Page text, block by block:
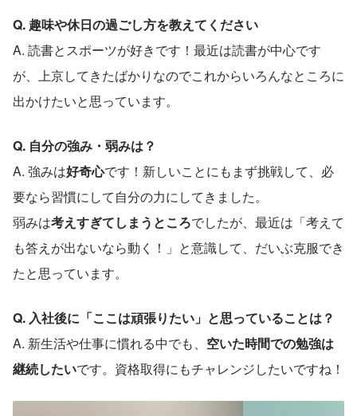
Q. 趣味や休日の過ごし方を教えてください
A. 読書とスポーツが好きです！最近は読書が中心です
が、上京してきたばかりなのでこれからいろんなところに
出かけたいと思っています。
Q. 自分の強み・弱みは？
A. 強みは好奇心です！新しいことにもまず挑戦して、必
要なら習慣にして自分の力にしてきました。
弱みは考えすぎてしまうところでしたが、最近は「考えて
も答えが出ないなら動く！」と意識して、だいぶ克服でき
たと思っています。
Q. 入社後に「ここは頑張りたい」と思っていることは？
A. 新生活や仕事に慣れる中でも、 空いた時間での勉強は
継続したいです。資格取得にもチャレンジしたいですね！